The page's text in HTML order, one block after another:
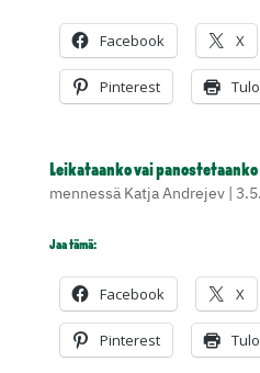
Facebook X
Pinterest
Leikataanko vai
mennessä Katja Andrejev|
Jaa tämä:
Facebook X
Pinterest